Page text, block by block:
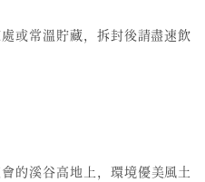
或常溫貯藏，拆封後請盡速飲
的溪谷高地上，環境優美風土